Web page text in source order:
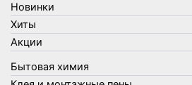
Товары для сада и огорода
Товары для туризма и отдыха
Упаковка
Утеплители и прочее
Новинки
Хиты
Акции
Бытовая химия